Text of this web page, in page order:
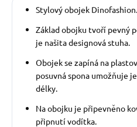
Stylový obojek Dinofashion.
Základ obojku tvoří pevný
je našita designová stuha.
Obojek se zapíná na
posuvná spona umožňuje
délky.
Na obojku je připevněno
připnutí vodítka.